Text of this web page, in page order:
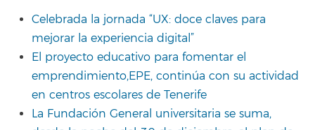
Celebrada la jornada “UX: doce claves para
mejorar la experiencia digital”
El proyecto educativo para fomentar el
emprendimiento,EPE, continúa con su actividad
en centros escolares de Tenerife
La Fundación General universitaria se suma,